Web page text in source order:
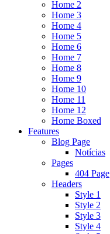
Home 2
Home 3
Home 4
Home 5
Home 6
Home 7
Home 8
Home 9
Home 10
Home 11
Home 12
Home Boxed
Features
Blog Page
Notícias
Pages
404 Page
Headers
Style 1
Style 2
Style 3
Style 4